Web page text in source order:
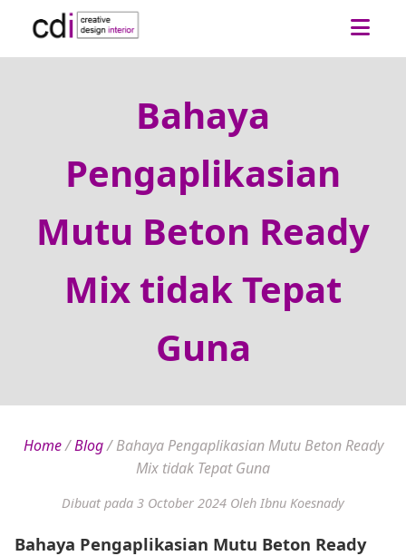
Bahaya
Pengaplikasian
Mutu Beton Ready
Mix tidak Tepat
Guna
Home/Blog/Bahaya Pengaplikasian Mutu Beton Ready
Mix tidak Tepat Guna
Dibuat pada 3 October 2024 Oleh Ibnu Koesnady
Bahaya Pengaplikasian Mutu Beton Ready